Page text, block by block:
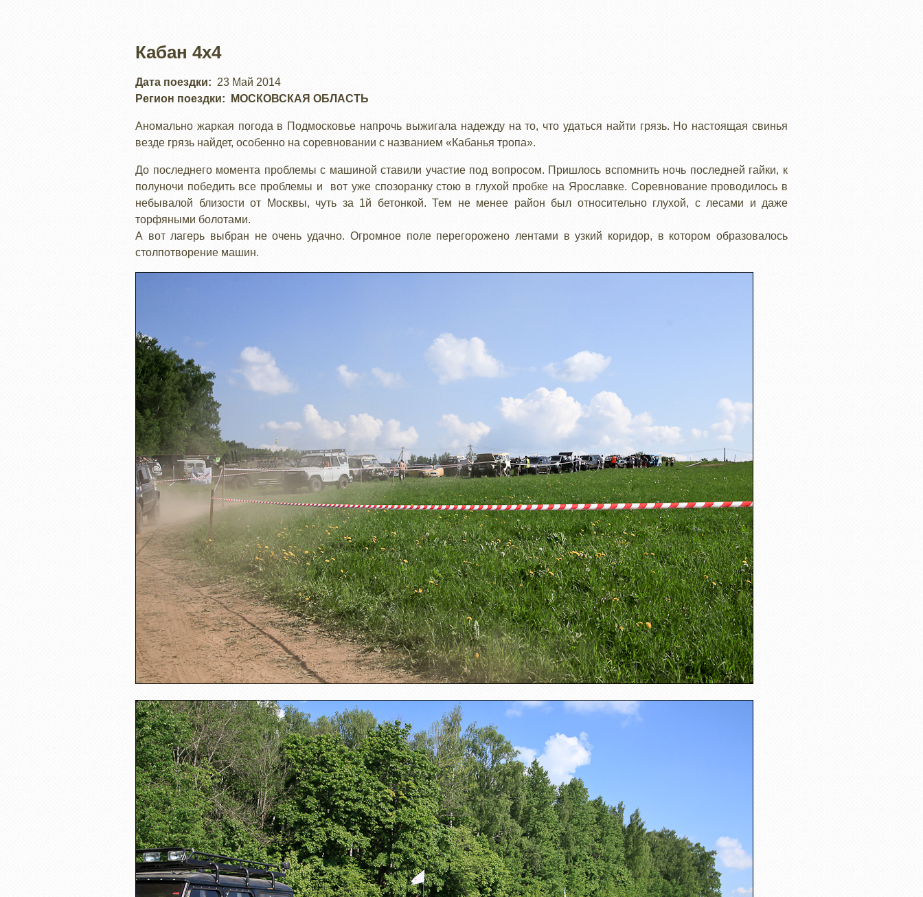
Кабан 4x4
Дата поездки
23 Май 2014
Регион поездки
МОСКОВСКАЯ ОБЛАСТЬ
Аномально жаркая погода в Подмосковье напрочь выжигала надежду на то, что удаться найти грязь. Но настоящая свинья
везде грязь найдет, особенно на соревновании с названием «Кабанья тропа».
До последнего момента проблемы с машиной ставили участие под вопросом. Пришлось вспомнить ночь последней гайки, к
полуночи победить все проблемы и вот уже спозоранку стою в глухой пробке на Ярославке. Соревнование проводилось в
небывалой близости от Москвы, чуть за 1й бетонкой. Тем не менее район был относительно глухой, с лесами и даже
торфяными болотами.
А вот лагерь выбран не очень удачно. Огромное поле перегорожено лентами в узкий коридор, в котором образовалось
столпотворение машин.